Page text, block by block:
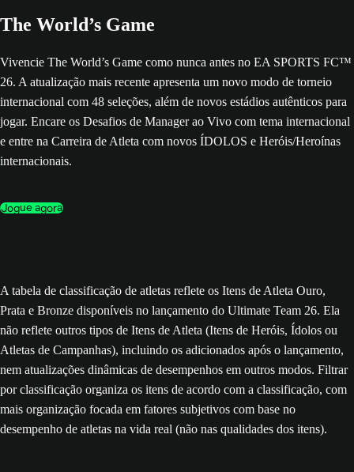
The World’s Game
Vivencie The World’s Game como nunca antes no EA SPORTS FC™
26. A atualização mais recente apresenta um novo modo de torneio
internacional com 48 seleções, além de novos estádios autênticos para
jogar. Encare os Desafios de Manager ao Vivo com tema internacional
e entre na Carreira de Atleta com novos ÍDOLOS e Heróis/Heroínas
internacionais.
Jogue agora
A tabela de classificação de atletas reflete os Itens de Atleta Ouro,
Prata e Bronze disponíveis no lançamento do Ultimate Team 26. Ela
não reflete outros tipos de Itens de Atleta (Itens de Heróis, Ídolos ou
Atletas de Campanhas), incluindo os adicionados após o lançamento,
nem atualizações dinâmicas de desempenhos em outros modos. Filtrar
por classificação organiza os itens de acordo com a classificação, com
mais organização focada em fatores subjetivos com base no
desempenho de atletas na vida real (não nas qualidades dos itens).